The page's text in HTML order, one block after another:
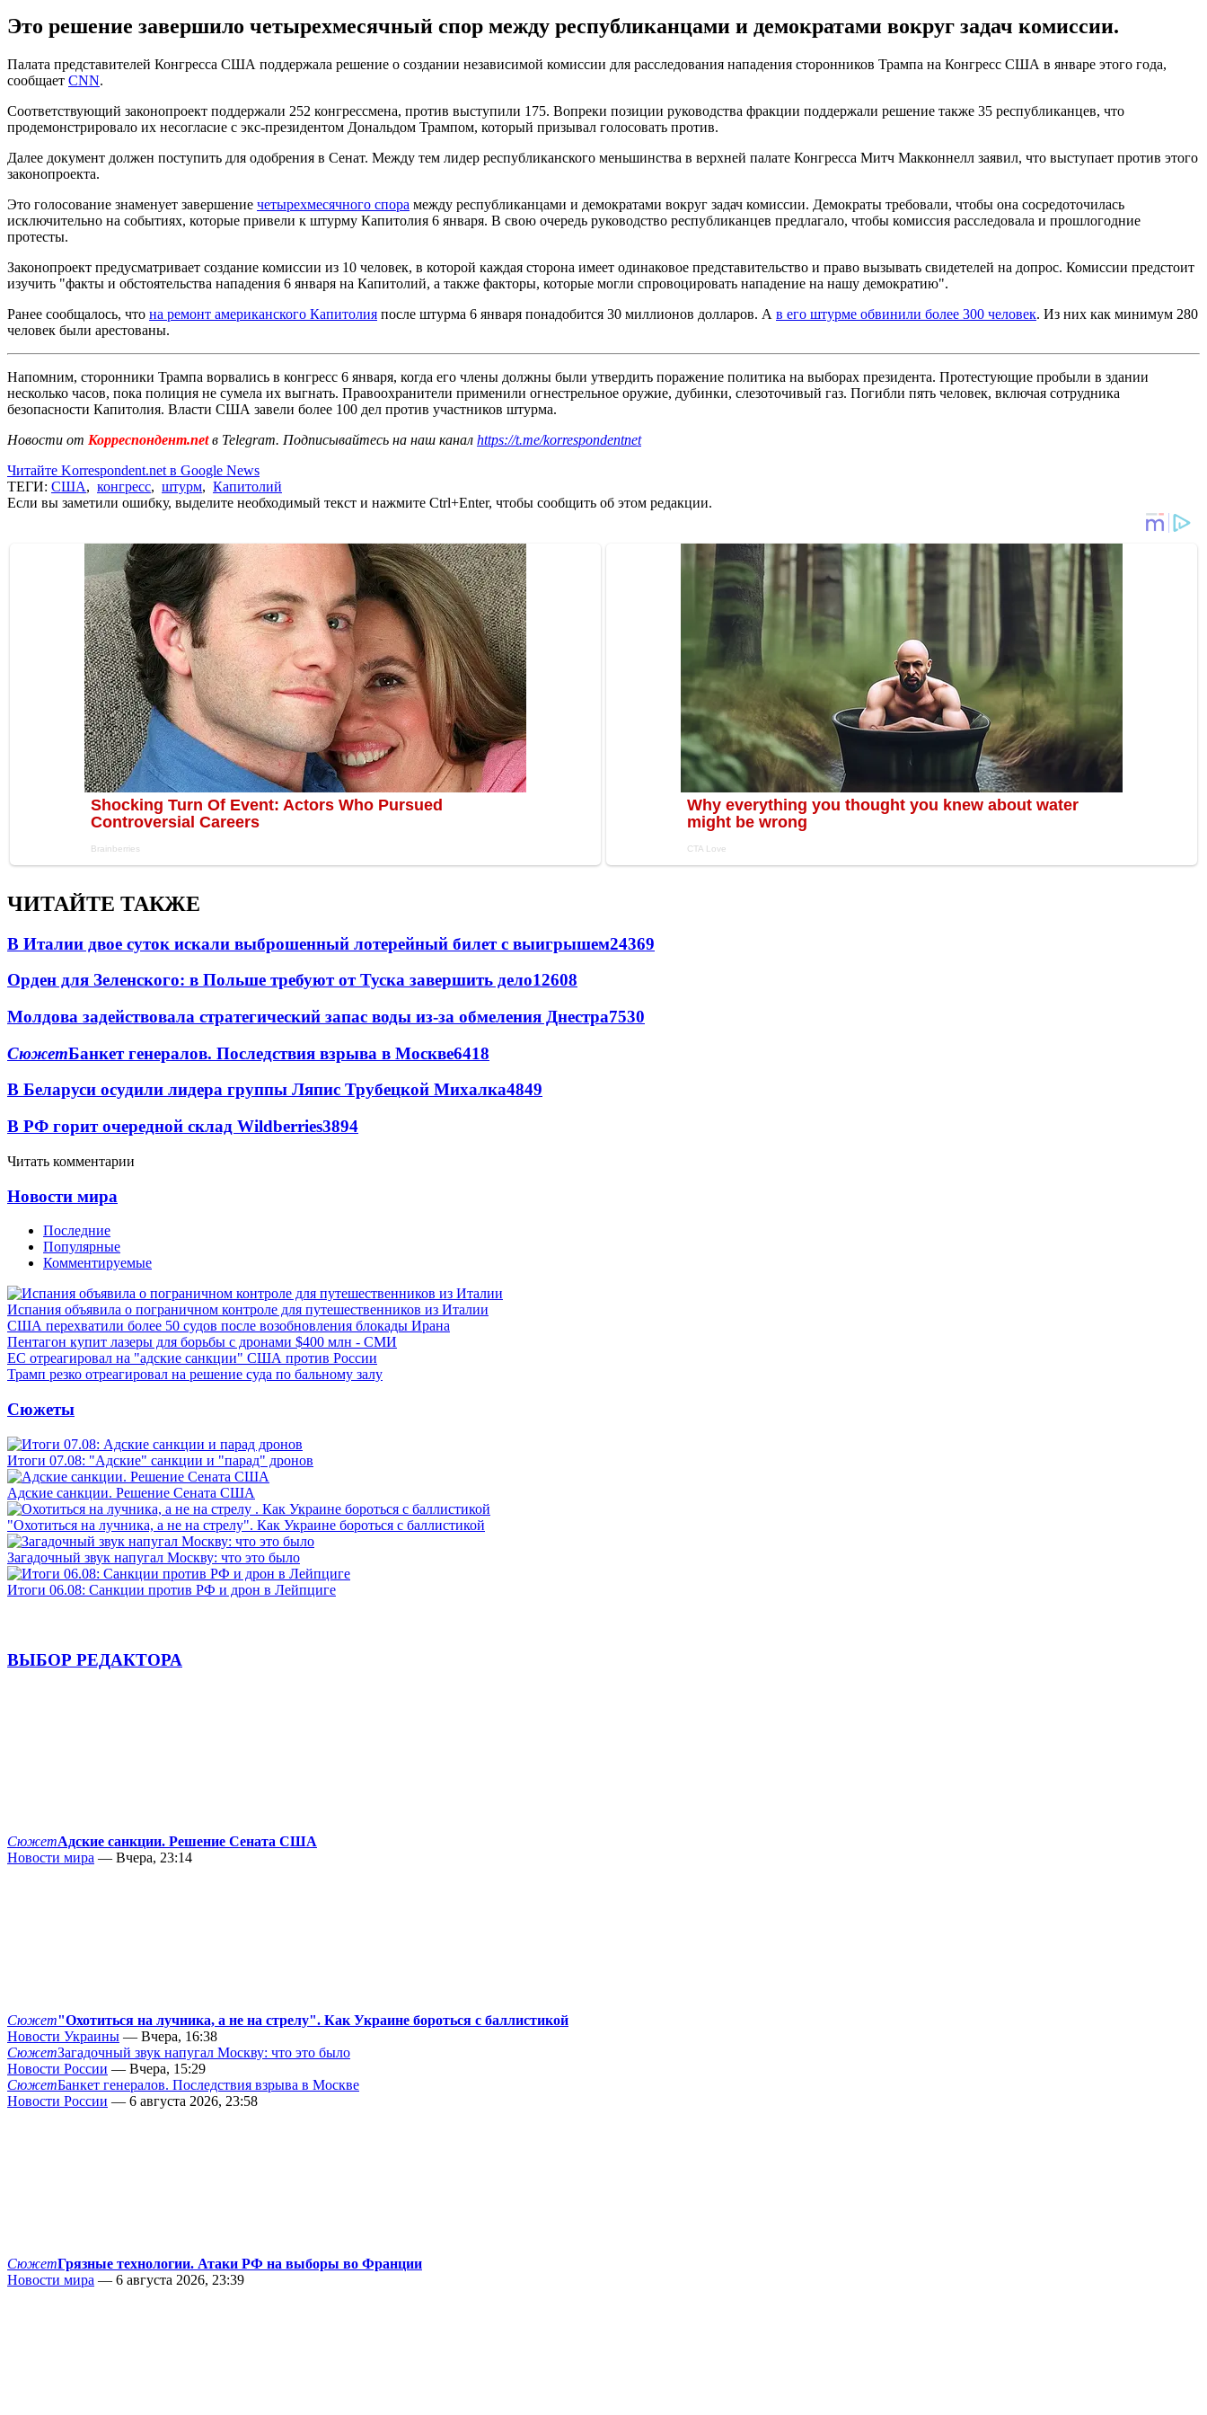
Это решение завершило четырехмесячный спор между республиканцами и демократами вокруг задач комиссии.
Палата представителей Конгресса США поддержала решение о создании независимой комиссии для расследования нападения сторонников Трампа на Конгресс США в январе этого года,
сообщает CNN.
Соответствующий законопроект поддержали 252 конгрессмена, против выступили 175. Вопреки позиции руководства фракции поддержали решение также 35 республиканцев, что
продемонстрировало их несогласие с экс-президентом Дональдом Трампом, который призывал голосовать против.
Далее документ должен поступить для одобрения в Сенат. Между тем лидер республиканского меньшинства в верхней палате Конгресса Митч Макконнелл заявил, что выступает против этого
законопроекта.
Это голосование знаменует завершение четырехмесячного спора между республиканцами и демократами вокруг задач комиссии. Демократы требовали, чтобы она сосредоточилась
исключительно на событиях, которые привели к штурму Капитолия 6 января. В свою очередь руководство республиканцев предлагало, чтобы комиссия расследовала и прошлогодние
протесты.
Законопроект предусматривает создание комиссии из 10 человек, в которой каждая сторона имеет одинаковое представительство и право вызывать свидетелей на допрос. Комиссии предстоит
изучить "факты и обстоятельства нападения 6 января на Капитолий, а также факторы, которые могли спровоцировать нападение на нашу демократию".
Ранее сообщалось, что на ремонт американского Капитолия после штурма 6 января понадобится 30 миллионов долларов. А в его штурме обвинили более 300 человек. Из них как минимум 280
человек были арестованы.
Напомним, сторонники Трампа ворвались в конгресс 6 января, когда его члены должны были утвердить поражение политика на выборах президента. Протестующие пробыли в здании
несколько часов, пока полиция не сумела их выгнать. Правоохранители применили огнестрельное оружие, дубинки, слезоточивый газ. Погибли пять человек, включая сотрудника
безопасности Капитолия. Власти США завели более 100 дел против участников штурма.
Новости от Корреспондент.netв Telegram. Подписывайтесь на наш канал https://t.me/korrespondentnet
Читайте Korrespondent.net в Google News
ТЕГИ: США, конгресс, штурм, Капитолий
Если вы заметили ошибку, выделите необходимый текст и нажмите Ctrl+Enter, чтобы сообщить об этом редакции.
ЧИТАЙТЕ ТАКЖЕ
В Италии двое суток искали выброшенный лотерейный билет с выигрышем24369
Орден для Зеленского: в Польше требуют от Туска завершить дело12608
Молдова задействовала стратегический запас воды из-за обмеления Днестра7530
СюжетБанкет генералов. Последствия взрыва в Москве6418
В Беларуси осудили лидера группы Ляпис Трубецкой Михалка4849
В РФ горит очередной склад Wildberries3894
Читать комментарии
Новости мира
Последние
Популярные
Комментируемые
Испания объявила о пограничном контроле для путешественников из Италии
США перехватили более 50 судов после возобновления блокады Ирана
Пентагон купит лазеры для борьбы с дронами $400 млн - СМИ
ЕС отреагировал на "адские санкции" США против России
Трамп резко отреагировал на решение суда по бальному залу
Сюжеты
Итоги 07.08: "Адские" санкции и "парад" дронов
Адские санкции. Решение Сената США
"Охотиться на лучника, а не на стрелу". Как Украине бороться с баллистикой
Загадочный звук напугал Москву: что это было
Итоги 06.08: Санкции против РФ и дрон в Лейпциге
ВЫБОР РЕДАКТОРА
СюжетАдские санкции. Решение Сената США
Новости мира — Вчера, 23:14
Сюжет"Охотиться на лучника, а не на стрелу". Как Украине бороться с баллистикой
Новости Украины — Вчера, 16:38
СюжетЗагадочный звук напугал Москву: что это было
Новости России — Вчера, 15:29
СюжетБанкет генералов. Последствия взрыва в Москве
Новости России — 6 августа 2026, 23:58
СюжетГрязные технологии. Атаки РФ на выборы во Франции
Новости мира — 6 августа 2026, 23:39